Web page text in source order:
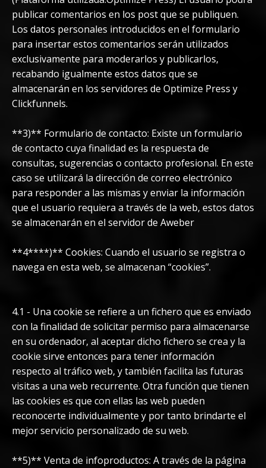
publicar comentarios en los post que se publiquen.
Los datos personales introducidos en el formulario
para insertar estos comentarios serán utilizados
exclusivamente para moderarlos y publicarlos,
recabando igualmente estos datos que se
almacenarán en los servidores de Optimize Press y
Clickfunnels.
**3)** Formulario de contacto: Existe un formulario
de contacto cuya finalidad es la respuesta de
consultas, sugerencias o contacto profesional. En este
caso se utilizará la dirección de correo electrónico
para responder a las mismas y enviar la información
que el usuario requiera a través de la web, estos datos
se almacenarán en el servidor de Aweber
**4****)** Cookies: Cuando el usuario se registra o
navega en esta web, se almacenan “cookies”.
4.1 - Una cookie se refiere a un fichero que es enviado
con la finalidad de solicitar permiso para almacenarse
en su ordenador, al aceptar dicho fichero se crea y la
cookie sirve entonces para tener información
respecto al tráfico web, y también facilita las futuras
visitas a una web recurrente. Otra función que tienen
las cookies es que con ellas las web pueden
reconocerte individualmente y por tanto brindarte el
mejor servicio personalizado de su web.
**5)** Venta de infoproductos: A través de la página